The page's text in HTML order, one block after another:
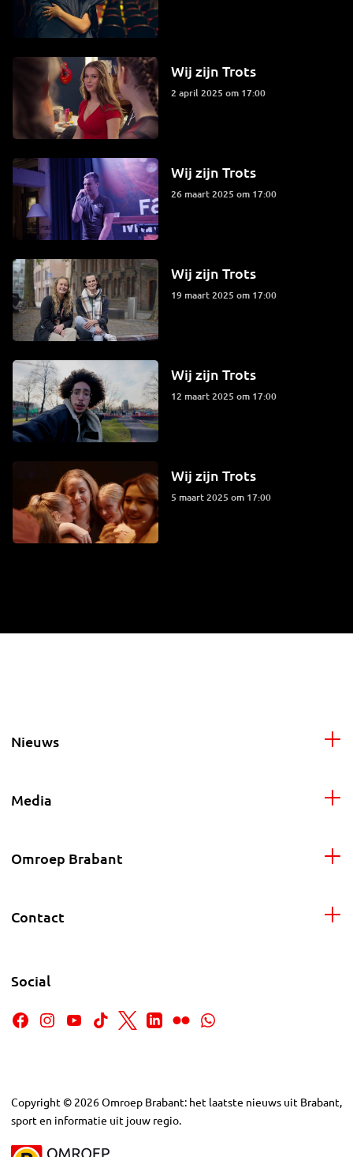
Wij zijn Trots
2 april 2025 om 17:00
Wij zijn Trots
26 maart 2025 om 17:00
Wij zijn Trots
19 maart 2025 om 17:00
Wij zijn Trots
12 maart 2025 om 17:00
Wij zijn Trots
5 maart 2025 om 17:00
Nieuws
Media
Omroep Brabant
Contact
Social
Copyright © 2026Omroep Brabant: het laatste nieuws uit Brabant,
sport en informatie uit jouw regio.